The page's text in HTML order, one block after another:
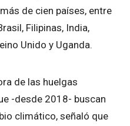
de cien países, entre
Filipinas, India,
Unido y Uganda.
de las huelgas
-desde 2018- buscan
climático, señaló que